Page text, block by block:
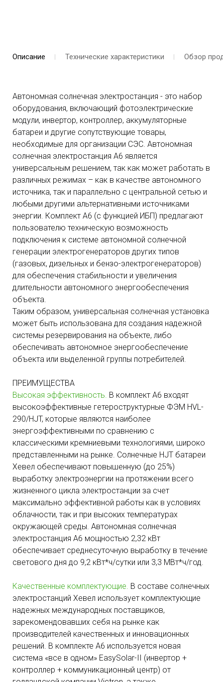
Описание Технические характеристики Обзор
Автономная солнечная электростанция - это набор
оборудования, включающий фотоэлектрические
модули, инвертор, контроллер, аккумуляторные
батареи и другие сопутствующие товары,
необходимые для организации СЭС. Автономная
солнечная электростанция А6 является
универсальным решением, так как может работать в
различных режимах – как в качестве автономного
источника, так и параллельно с центральной сетью и
любыми другими альтернативными источниками
энергии. Комплект А6 (с функцией ИБП) предлагают
пользователю техническую возможность
подключения к системе автономной солнечной
генерации электрогенераторов других типов
(газовых, дизельных и бензо-электрогенераторов)
для обеспечения стабильности и увеличения
длительности автономного энергообеспечения
объекта.
Таким образом, универсальная солнечная установка
может быть использована для создания надежной
системы резервирования на объекте, либо
обеспечивать автономное энергообеспечение
объекта или выделенной группы потребителей.
ПРЕИМУЩЕСТВА
Высокая эффективность. В комплект А6 входят
высокоэффективные гетероструктурные ФЭМ HVL-
290/HJT, которые являются наиболее
энергоэффективными по сравнению с
классическими кремниевыми технологиями, широко
представленными на рынке. Солнечные HJT батареи
Хевел обеспечивают повышенную (до 25%)
выработку электроэнергии на протяжении всего
жизненного цикла электростанции за счет
максимально эффективной работы как в условиях
облачности, так и при высоких температурах
окружающей среды. Автономная солнечная
электростанция А6 мощностью 2,32 кВт
обеспечивает среднесуточную выработку в течение
светового дня до 9,2 кВт*ч/сутки или 3,3 МВт*ч/год.
Качественные комплектующие. В составе солнечных
электростанций Хевел использует комплектующие
надежных международных поставщиков,
зарекомендовавших себя на рынке как
производителей качественных и инновационных
решений. В комплекте А6 используется новая
система «все в одном» EasySolar-II (инвертор +
контроллер + коммуникационный центр) от